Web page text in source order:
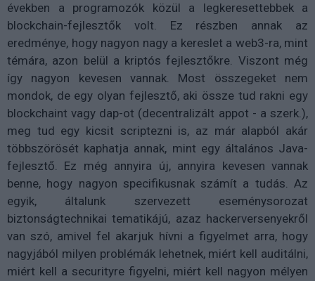
években a programozók közül a legkeresettebbek a
blockchain-fejlesztők volt. Ez részben annak az
eredménye, hogy nagyon nagy a kereslet a web3-ra, mint
témára, azon belül a kriptós fejlesztőkre. Viszont még
így nagyon kevesen vannak. Most összegeket nem
mondok, de egy olyan fejlesztő, aki össze tud rakni egy
blockchaint vagy dap-ot (decentralizált appot - a szerk.),
meg tud egy kicsit scriptezni is, az már alapból akár
többszörösét kaphatja annak, mint egy általános Java-
fejlesztő. Ez még annyira új, annyira kevesen vannak
benne, hogy nagyon specifikusnak számít a tudás. Az
egyik, általunk szervezett eseménysorozat
biztonságtechnikai tematikájú, azaz hackerversenyekről
van szó, amivel fel akarjuk hívni a figyelmet arra, hogy
nagyjából milyen problémák lehetnek, miért kell auditálni,
miért kell a securityre figyelni, miért kell nagyon mélyen